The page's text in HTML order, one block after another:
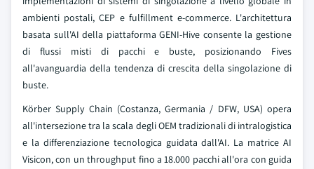
ambienti postali, CEP e fulfillment e-commerce. L'architettura
basata sull'AI della piattaforma GENI-Hive consente la gestione
di flussi misti di pacchi e buste, posizionando Fives
all'avanguardia della tendenza di crescita della singolazione di
buste.
Körber Supply Chain (Costanza, Germania / DFW, USA) opera
all'intersezione tra la scala degli OEM tradizionali di intralogistica
e la differenziazione tecnologica guidata dall'AI. La matrice AI
Visicon, con un throughput fino a 18.000 pacchi all'ora con guida